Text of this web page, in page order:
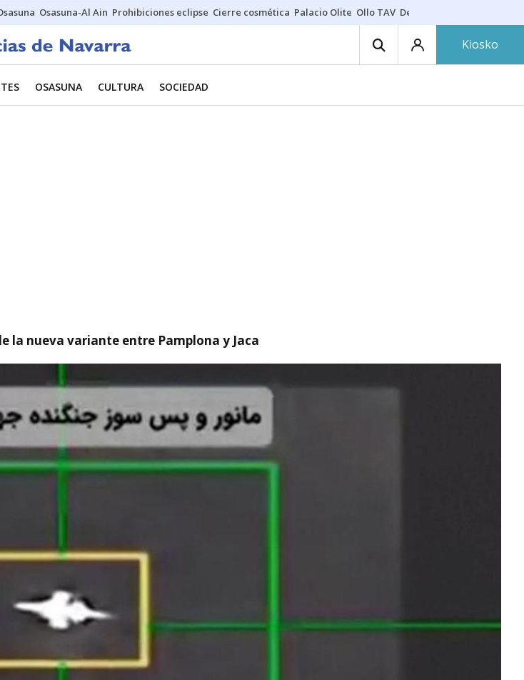
Osasuna-Al Ain Prohibiciones eclipse Cierre cosmética Palacio Olite Ollo TAV Derrama vecinos
Kiosko
OSASUNA CULTURA SOCIEDAD
la nueva variante entre Pamplona y Jaca